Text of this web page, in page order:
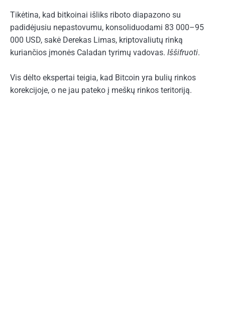
Tikėtina, kad bitkoinai išliks riboto diapazono su
padidėjusiu nepastovumu, konsoliduodami 83 000–95
000 USD, sakė Derekas Limas, kriptovaliutų rinką
kuriančios įmonės Caladan tyrimų vadovas. Iššifruoti.
Vis dėlto ekspertai teigia, kad Bitcoin yra bulių rinkos
korekcijoje, o ne jau pateko į meškų rinkos teritoriją.